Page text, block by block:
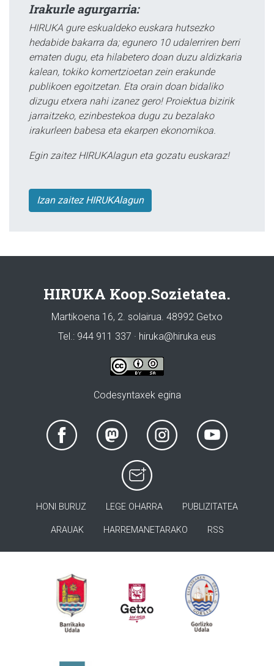
Irakurle agurgarria:
HIRUKA gure eskualdeko euskara hutsezko
hedabide bakarra da; egunero 10 udalerriren berri
ematen dugu, eta hilabetero doan duzu aldizkaria
kalean, tokiko komertzioetan zein erakunde
publikoen egoitzetan. Eta orain doan bidaliko
dizugu etxera nahi izanez gero! Proiektua bizirik
jarraitzeko, ezinbestekoa dugu zu bezalako
irakurleen babesa eta ekarpen ekonomikoa.
Egin zaitez HIRUKAlagun eta gozatu euskaraz!
Izan zaitez HIRUKAlagun
HIRUKA Koop.Sozietatea.
Martikoena 16, 2. solairua. 48992 Getxo
Tel.: 944 911 337 · hiruka@hiruka.eus
Codesyntaxek egina
HONI BURUZ LEGE OHARRA PUBLIZITATEA
ARAUAK HARREMANETARAKO RSS